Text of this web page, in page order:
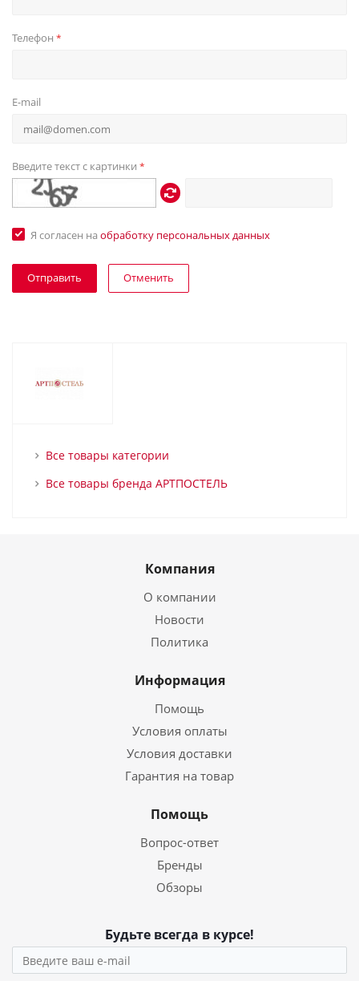
Телефон *
E-mail
Введите текст с картинки *
Я согласен на обработку персональных данных
Отменить
Все товары категории
Все товары бренда АРТПОСТЕЛЬ
Компания
О компании
Новости
Политика
Информация
Помощь
Условия оплаты
Условия доставки
Гарантия на товар
Помощь
Вопрос-ответ
Бренды
Обзоры
Будьте всегда в курсе!